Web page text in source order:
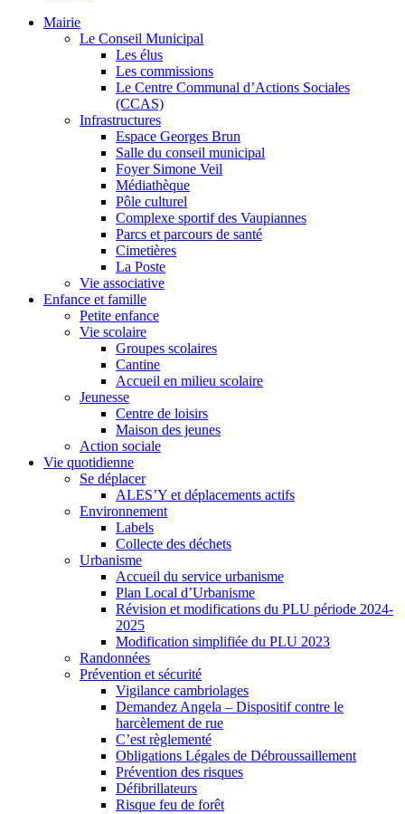
Mairie
Le Conseil Municipal
Les élus
Les commissions
Le Centre Communal d’Actions Sociales
(CCAS)
Infrastructures
Espace Georges Brun
Salle du conseil municipal
Foyer Simone Veil
Médiathèque
Pôle culturel
Complexe sportif des Vaupiannes
Parcs et parcours de santé
Cimetières
La Poste
Vie associative
Enfance et famille
Petite enfance
Vie scolaire
Groupes scolaires
Cantine
Accueil en milieu scolaire
Jeunesse
Centre de loisirs
Maison des jeunes
Action sociale
Vie quotidienne
Se déplacer
ALES’Y et déplacements actifs
Environnement
Labels
Collecte des déchets
Urbanisme
Accueil du service urbanisme
Plan Local d’Urbanisme
Révision et modifications du PLU période 2024-
2025
Modification simplifiée du PLU 2023
Randonnées
Prévention et sécurité
Vigilance cambriolages
Demandez Angela – Dispositif contre le
harcèlement de rue
C’est règlementé
Obligations Légales de Débroussaillement
Prévention des risques
Défibrillateurs
Risque feu de forêt